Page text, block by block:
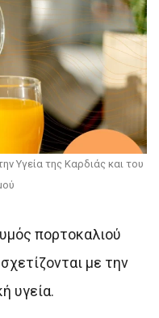
Υγεία της Καρδιάς και του
πορτοκαλιού
με την
υγεία.